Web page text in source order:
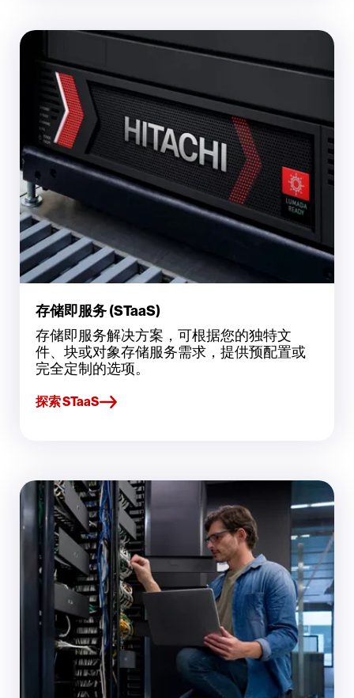
存储即服务 (STaaS)
存储即服务解决方案，可根据您的独特文
件、块或对象存储服务需求，提供预配置或
完全定制的选项。
探索 STaaS